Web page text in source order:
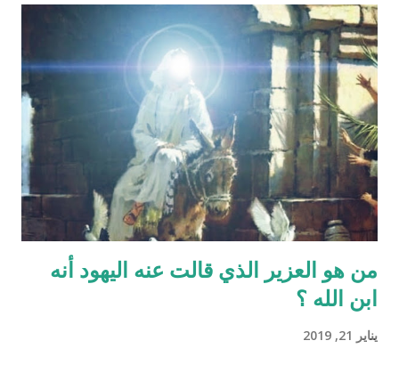
المنطقة الصدرية عندها ( الترائب ) , و لا يتكون مني الرجل من منطقته
الصدريّة أيضاً ( الصلب ) هو يتكون في الخصيتين خارج البطن بعيداً عن
منطقة الصدر !! وهذا ايضاً حديث صحيح يوضح مقصد الآية اكثر :" ماء
الرجل أبيض وماء المرأة أصفر، فإذا اجتمعا فعلا مني الرجل مني
المرأة أذكرا بإذن الله، وإذا علا مني المرأة مني الرجل أنثا بإذن الله "
صحيح مسلم ‪http://fatwa.islamweb.net/fatwa/index.php?
page=sh...
من هو العزير الذي قالت عنه اليهود أنه
ابن الله ؟
يناير 21, 2019